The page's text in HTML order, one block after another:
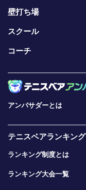
壁打ち場
スクール
コーチ
アンバサダーとは
テニスベアランキング
ランキング制度とは
ランキング大会一覧